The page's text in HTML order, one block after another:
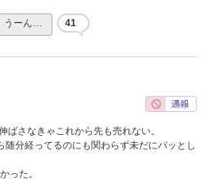
うーん… 41
ばさなきゃこれから先も売れない。
随分経ってるのにも関わらず未だにパッとし
った。